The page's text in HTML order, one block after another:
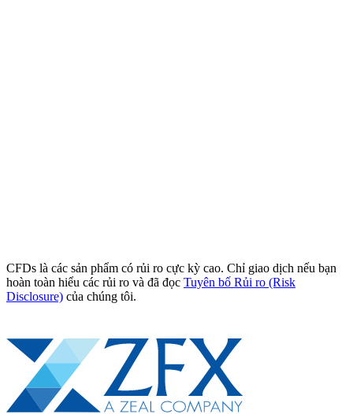
CFDs là các sản phẩm có rủi ro cực kỳ cao. Chỉ giao dịch nếu bạn
hoàn toàn hiểu các rủi ro và đã đọc Tuyên bố Rủi ro (Risk
Disclosure) của chúng tôi.